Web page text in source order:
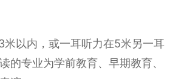
米以内，或一耳听力在5米另一耳
的专业为学前教育、早期教育、